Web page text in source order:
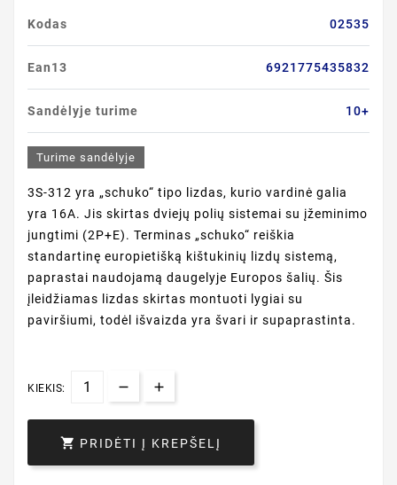
Kodas 02535
Ean13 6921775435832
Sandėlyje turime 10+
Turime sandėlyje
3S-312 yra „schuko“ tipo lizdas, kurio vardinė galia
yra 16A. Jis skirtas dviejų polių sistemai su įžeminimo
jungtimi (2P+E). Terminas „schuko“ reiškia
standartinę europietišką kištukinių lizdų sistemą,
paprastai naudojamą daugelyje Europos šalių. Šis
įleidžiamas lizdas skirtas montuoti lygiai su
paviršiumi, todėl išvaizda yra švari ir supaprastinta.
KIEKIS:
 PRIDĖTI Į KREPŠELĮ